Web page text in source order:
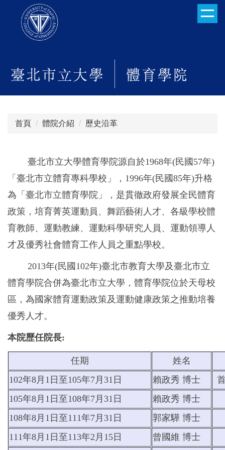
容
區
首頁 體院介紹 歷史沿革
臺北市立大學體育學院源自於1968年(民國57年)
「臺北市立體育專科學校」，1996年(民國85年)升格
為「臺北市立體育學院」，是貫徹政府發展全民體育
政策，培育菁英運動員、舞蹈藝術人才、各級學校體
育教師、運動教練、運動科學研究人員、運動領導人
才及優秀社會體育工作人員之重點學校。
2013年(民國102年)臺北市教育大學及臺北市立
體育學院合併為臺北市立大學，體育學院位於天母校
區，為國家體育運動政策及運動健康政策之推動培養
優秀人才。
本院歷任院長:
任期
姓名
102年8月1日至105年7月31日
賴政秀 博士
105年8月1日至108年7月31日
賴政秀 博士
108年8月1日至111年7月31日
郭家驊 博士
111年8月1日至113年2月15日
曾國維 博士